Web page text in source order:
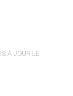
À JOUR LE